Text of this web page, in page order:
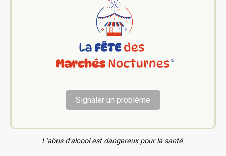
Signaler un problème
L'abus d'alcool est dangereux pour la santé.